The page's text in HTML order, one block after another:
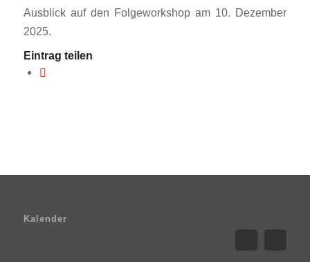
Ausblick auf den Folgeworkshop am 10. Dezember
2025.
Eintrag teilen
Kalender